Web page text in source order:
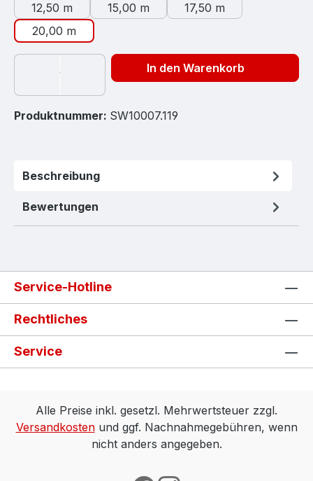
12,50 m
15,00 m
17,50 m
20,00 m
In den Warenkorb
Produktnummer: SW10007.119
Beschreibung
Bewertungen
Service-Hotline
Rechtliches
Service
Alle Preise inkl. gesetzl. Mehrwertsteuer zzgl.
Versandkostenund ggf. Nachnahmegebühren, wenn
nicht anders angegeben.